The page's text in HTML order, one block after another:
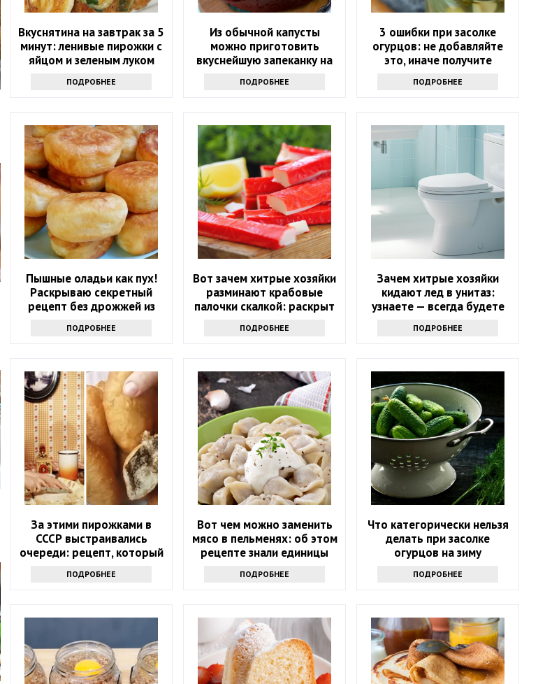
Вкуснятина на завтрак за 5
минут: ленивые пирожки с
яйцом и зеленым луком
ПОДРОБНЕЕ
Из обычной капусты
можно приготовить
вкуснейшую запеканку на
года
ПОДРОБНЕЕ
3 ошибки при засолке
огурцов: не добавляйте
это, иначе получите
закуску
ПОДРОБНЕЕ
Пышные оладьи как пух!
Раскрываю секретный
рецепт без дрожжей из
маминой тетради
ПОДРОБНЕЕ
Вот зачем хитрые хозяйки
разминают крабовые
палочки скалкой: раскрыт
гениальный трюк
ПОДРОБНЕЕ
Зачем хитрые хозяйки
кидают лед в унитаз:
узнаете — всегда будете
ПОДРОБНЕЕ
За этими пирожками в
СССР выстраивались
очереди: рецепт, который
дома
ПОДРОБНЕЕ
Вот чем можно заменить
мясо в пельменях: об этом
рецепте знали единицы
ПОДРОБНЕЕ
Что категорически нельзя
делать при засолке
огурцов на зиму
ПОДРОБНЕЕ